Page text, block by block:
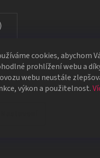
cookies, abychom
prohlížení webu a
webu neustále
výkon a použitelnost.
Požádáte ho, aby nastavil
tyto překážky vždy